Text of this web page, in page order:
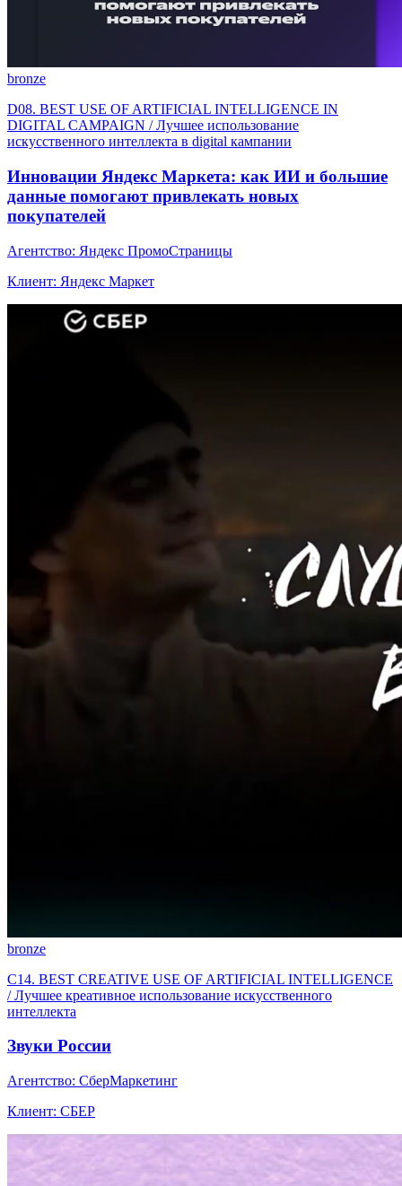
bronze
D08. BEST USE OF ARTIFICIAL INTELLIGENCE IN
DIGITAL CAMPAIGN / Лучшее использование
искусственного интеллекта в digital кампании
Инновации Яндекс Маркета: как ИИ и большие
данные помогают привлекать новых
покупателей
Агентство: Яндекс ПромоСтраницы
Клиент: Яндекс Маркет
bronze
C14. BEST CREATIVE USE OF ARTIFICIAL INTELLIGENCE
/ Лучшее креативное использование искусственного
интеллекта
Звуки России
Агентство: СберМаркетинг
Клиент: СБЕР